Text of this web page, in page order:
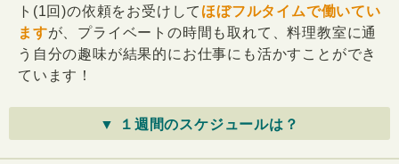
ト(1回)の依頼をお受けして ほぼフルタイムで働いてい
ますが、プライベートの時間も取れて、料理教室に通
う自分の趣味が結果的にお仕事にも活かすことができ
ています！
▼ １週間のスケジュールは？